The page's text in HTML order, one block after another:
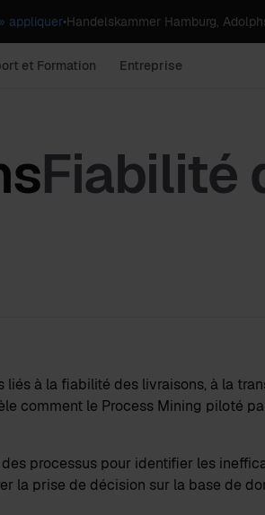
appliquer•Handelskammer Hamburg,
et Formation Entreprise
Fiabilité
à la fiabilité des livraisons, à la
comment le Process Mining piloté
processus pour identifier les
la prise de décision sur la base de